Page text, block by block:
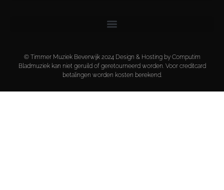
© Timmer Muziek Beverwijk 2024 Design & Hosting by Computim
Bladmuziek kan niet geruild of geretourneerd worden. Voor creditcard
betalingen worden kosten berekend.